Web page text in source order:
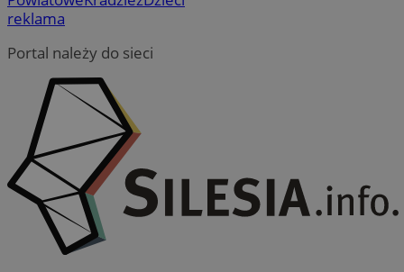
reklama
Portal należy do sieci